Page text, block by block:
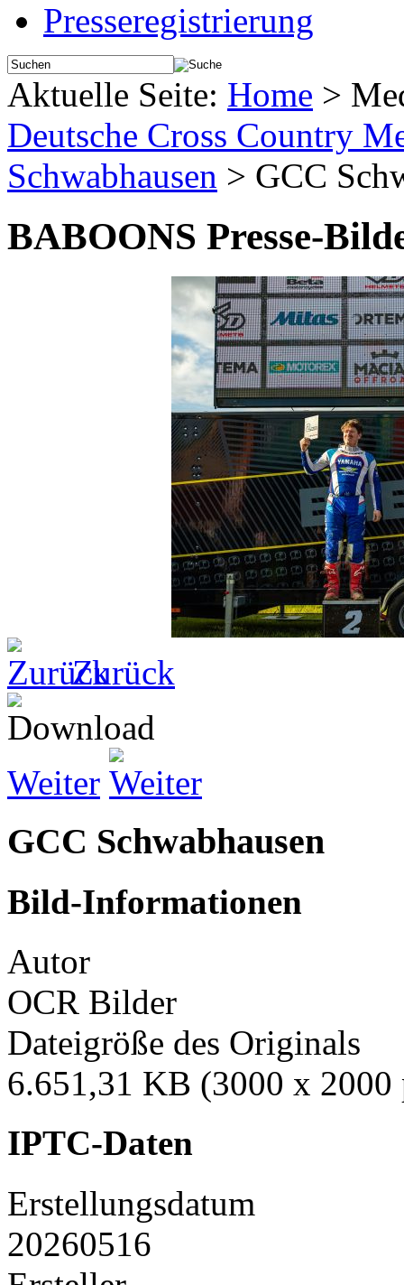
Presseregistrierung
Aktuelle Seite: Home >
Deutsche Cross Country
Schwabhausen > GCC
BABOONS Presse-
Zurück
Weiter
GCC Schwabhausen
Bild-Informationen
Autor
OCR Bilder
Dateigröße des Originals
6.651,31 KB (3000 x 2000
IPTC-Daten
Erstellungsdatum
20260516